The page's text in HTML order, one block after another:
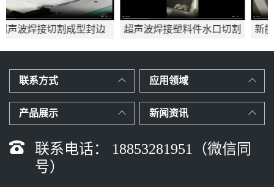
封边
超声波焊接塑料件水口切割
新能源备用电源电池
联系方式 应用领域
产品展示 新闻资讯
联系电话： 18853281951（微信同
号）